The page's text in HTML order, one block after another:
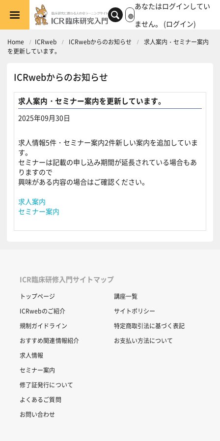
メインコンテンツへスキップする
あなたはログインしてい
ません。 (ログイン)
Home ICRweb ICRwebからのお知らせ
求人案内・セミナー案内
を更新しています。
ICRwebからのお知らせ
求人案内・セミナー案内を更新しています。
2025年09月30日
求人情報5件・セミナー案内2件新しい案内を追加していま
す。
セミナーは記載の申し込み期間が延長されている場合もあ
りますので
興味がある内容の場合はご確認ください。
求人案内
セミナー案内
ICR臨床研修入門サイトマップ
トップページ
ICRwebのご紹介
規制ガイドライン
おすすめ関連情報紹介
求人情報
セミナー案内
修了証発行について
よくあるご質問
お問い合わせ
講座一覧
サイトポリシー
特定商取引法に基づく表記
お支払い方法について